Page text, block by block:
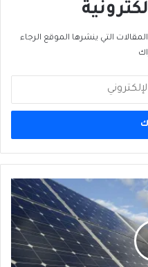
التي ينشرها الموقع الرجاء